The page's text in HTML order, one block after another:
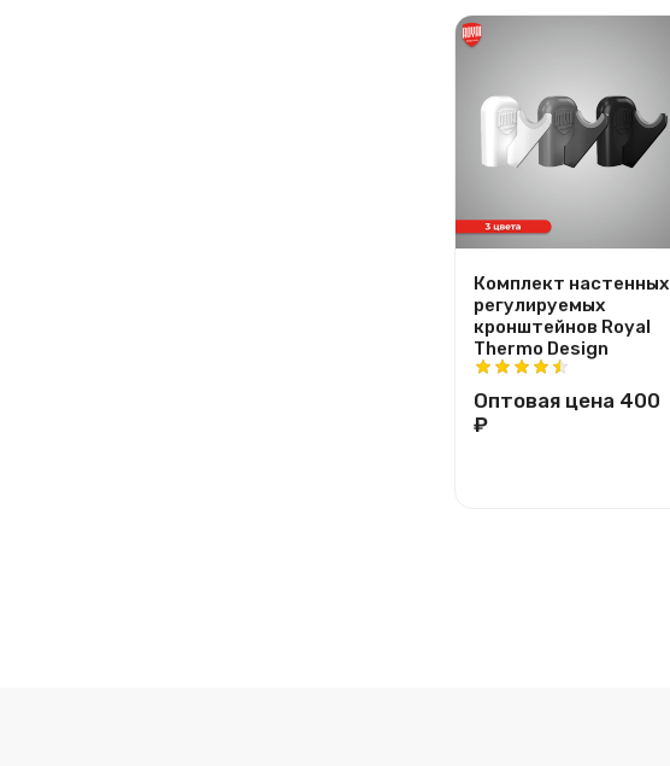
Комплект настенных
регулируемых
кронштейнов Royal
Thermo Design
Оптовая цена 400
₽